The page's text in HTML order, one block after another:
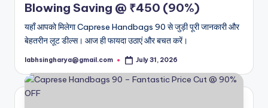
Blowing Saving @ ₹450 (90%)
यहाँ आपको मिलेगा Caprese Handbags 90 से जुड़ी पूरी जानकारी और
बेहतरीन लूट डील्स। आज ही फायदा उठाएं और बचत करें।
Posted
labhsingharya@gmail.com July 31, 2026